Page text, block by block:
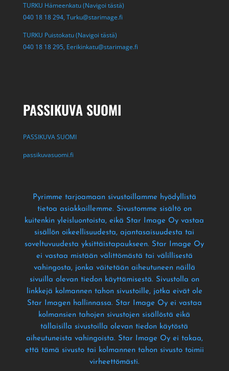
TURKU Hämeenkatu (Navigoi tästä)
040 18 18 294, Turku@starimage.fi
TURKU Puistokatu (Navigoi tästä)
040 18 18 295, Eerikinkatu@starimage.fi
PASSIKUVA SUOMI
PASSIKUVA SUOMI
passikuvasuomi.fi
Pyrimme tarjoamaan sivustoillamme hyödyllistä
tietoa asiakkaillemme. Sivustomme sisältö on
kuitenkin yleisluontoista, eikä Star Image Oy vastaa
sisällön oikeellisuudesta, ajantasaisuudesta tai
soveltuvuudesta yksittäistapaukseen. Star Image Oy
ei vastaa mistään välittömästä tai välillisestä
vahingosta, jonka väitetään aiheutuneen näillä
sivuilla olevan tiedon käyttämisestä. Sivustolla on
linkkejä kolmannen tahon sivustoille, jotka eivät ole
Star Imagen hallinnassa. Star Image Oy ei vastaa
kolmansien tahojen sivustojen sisällöstä eikä
tällaisilla sivustoilla olevan tiedon käytöstä
aiheutuneista vahingoista. Star Image Oy ei takaa,
että tämä sivusto tai kolmannen tahon sivusto toimii
virheettömästi.